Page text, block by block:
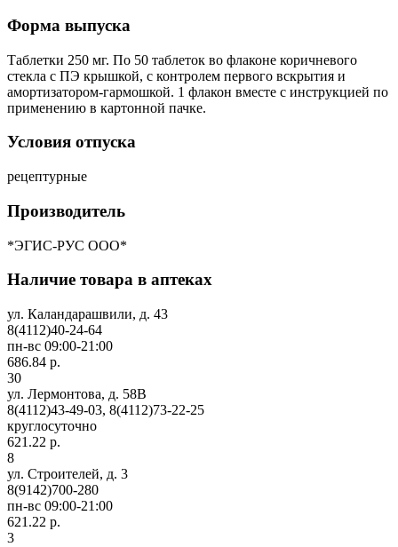
Форма выпуска
Таблетки 250 мг. По 50 таблеток во флаконе коричневого
стекла с ПЭ крышкой, с контролем первого вскрытия и
амортизатором-гармошкой. 1 флакон вместе с инструкцией по
применению в картонной пачке.
Условия отпуска
рецептурные
Производитель
*ЭГИС-РУС ООО*
Наличие товара в аптеках
ул. Каландарашвили, д. 43
8(4112)40-24-64
пн-вс 09:00-21:00
686.84 р.
30
ул. Лермонтова, д. 58В
8(4112)43-49-03, 8(4112)73-22-25
круглосуточно
621.22 р.
8
ул. Строителей, д. 3
8(9142)700-280
пн-вс 09:00-21:00
621.22 р.
3